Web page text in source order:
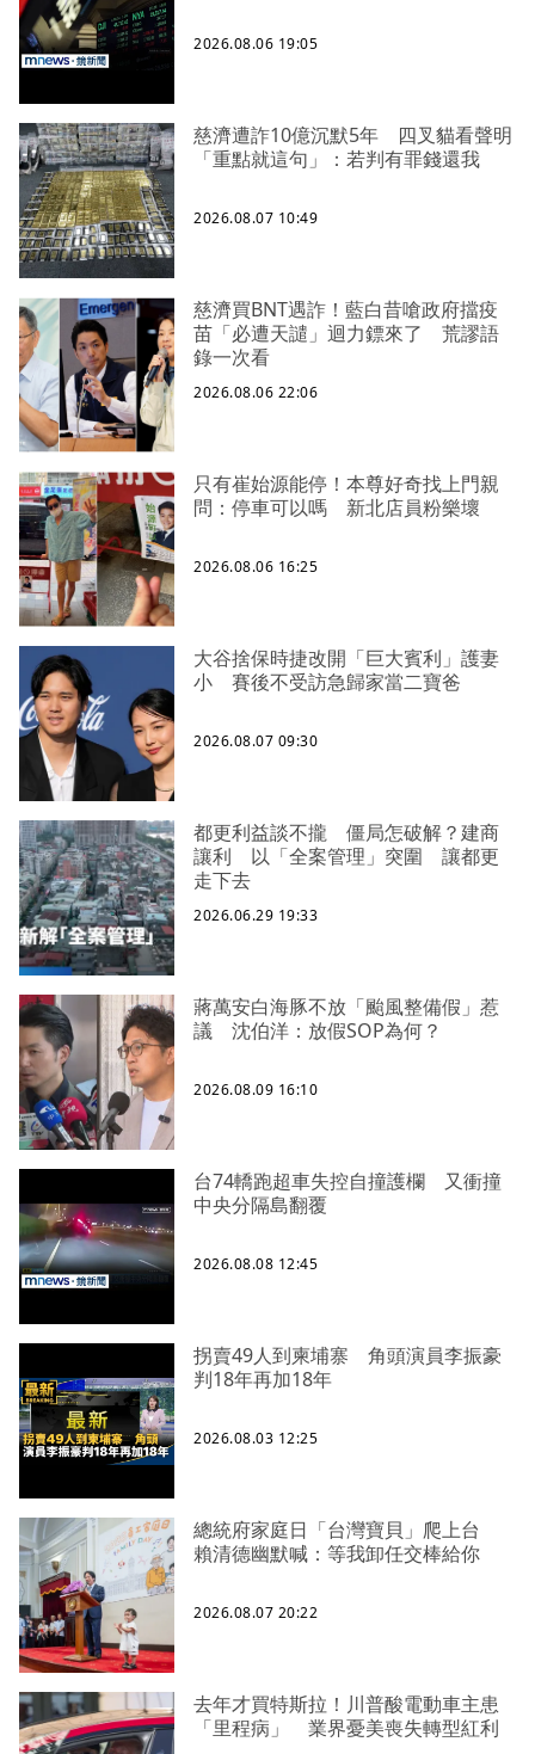
2026.08.06 19:05
慈濟遭詐10億沉默5年 四叉貓看聲明
「重點就這句」：若判有罪錢還我
2026.08.07 10:49
慈濟買BNT遇詐！藍白昔嗆政府擋疫
苗「必遭天譴」迴力鏢來了 荒謬語
錄一次看
2026.08.06 22:06
只有崔始源能停！本尊好奇找上門親
問：停車可以嗎 新北店員粉樂壞
2026.08.06 16:25
大谷捨保時捷改開「巨大賓利」護妻
小 賽後不受訪急歸家當二寶爸
2026.08.07 09:30
都更利益談不攏 僵局怎破解？建商
讓利 以「全案管理」突圍 讓都更
走下去
2026.06.29 19:33
蔣萬安白海豚不放「颱風整備假」惹
議 沈伯洋：放假SOP為何？
2026.08.09 16:10
台74轎跑超車失控自撞護欄 又衝撞
中央分隔島翻覆
2026.08.08 12:45
拐賣49人到柬埔寨 角頭演員李振豪
判18年再加18年
2026.08.03 12:25
總統府家庭日「台灣寶貝」爬上台
賴清德幽默喊：等我卸任交棒給你
2026.08.07 20:22
去年才買特斯拉！川普酸電動車主患
「里程病」 業界憂美喪失轉型紅利